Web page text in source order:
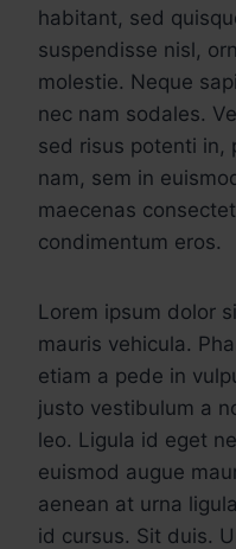
habitant, sed
suspendisse nisl,
molestie. Neque
nec nam sodales.
sed risus potenti in,
nam, sem in
maecenas
condimentum eros.
Lorem ipsum dolor
mauris vehicula.
etiam a pede in
justo vestibulum a
leo. Ligula id eget
euismod augue
aenean at urna
id cursus. Sit duis.